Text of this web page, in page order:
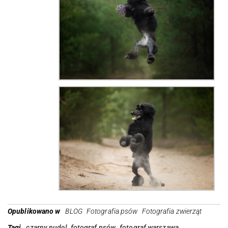
Opublikowano w BLOG Fotografia psów Fotografia zwierząt